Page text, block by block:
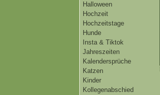
Halloween
Hochzeit
Hochzeitstage
Hunde
Insta & Tiktok
Jahreszeiten
Kalendersprüche
Katzen
Kinder
Kollegenabschied